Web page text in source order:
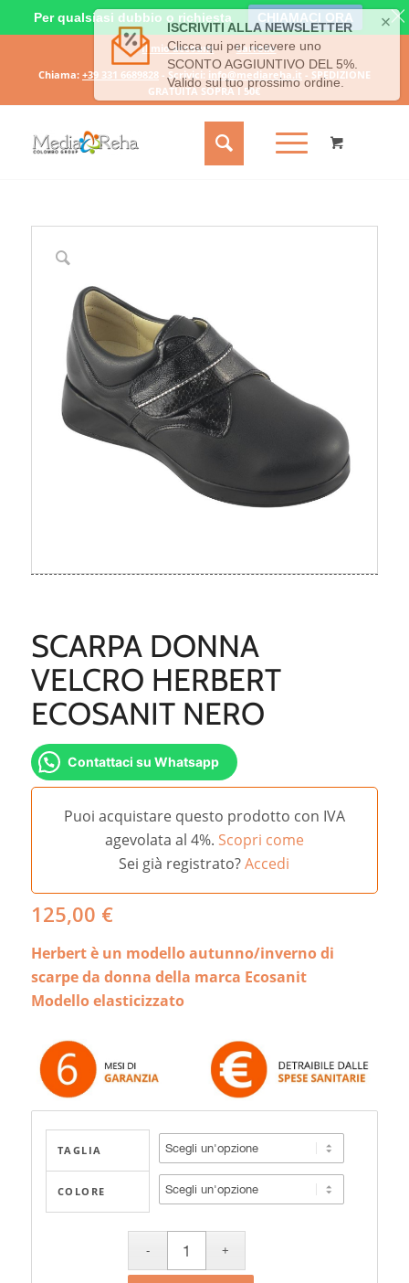
Il mio account
Carrello
Chiama: +39 331 6689828- Scrivici: info@mediareha.it - SPEDIZIONE
GRATUITA SOPRA I 50€
SCARPA DONNA
VELCRO HERBERT
ECOSANIT NERO
Contattaci su Whatsapp
Puoi acquistare questo prodotto con IVA
agevolata al 4%. Scopri come
Sei già registrato?Accedi
125,00 €
Herbert è un modello autunno/inverno di
scarpe da donna della marca Ecosanit
Modello elasticizzato
TAGLIA
COLORE
Per qualsiasi dubbio o richiesta CHIAMACI ORA